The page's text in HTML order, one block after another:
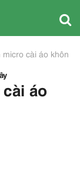
cài áo không
áo